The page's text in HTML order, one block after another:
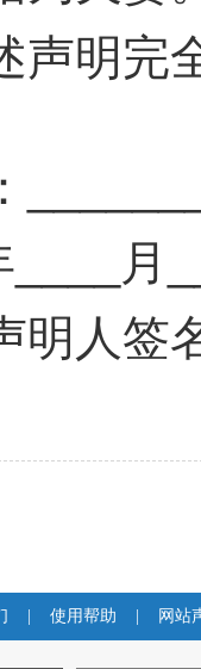
明完全
月
人签名
使用帮助 网站